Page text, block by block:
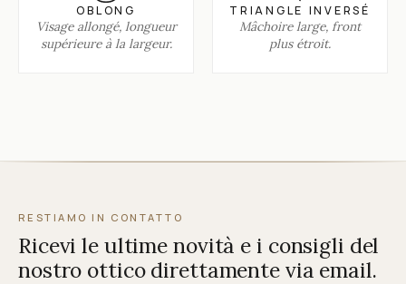
OBLONG
Visage allongé, longueur
supérieure à la largeur.
TRIANGLE INVERSÉ
Mâchoire large, front
plus étroit.
RESTIAMO IN CONTATTO
Ricevi le ultime novità e i consigli del
nostro ottico direttamente via email.